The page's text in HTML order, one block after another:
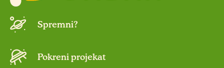
Spremni?
Pokreni projekat